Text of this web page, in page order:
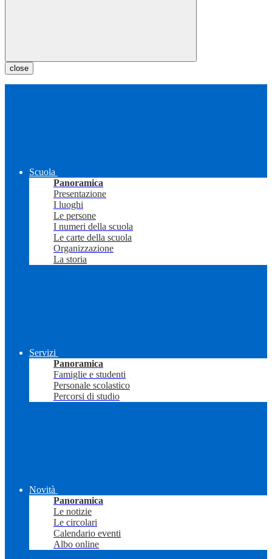
close
Scuola
Panoramica
Presentazione
I luoghi
Le persone
I numeri della scuola
Le carte della scuola
Organizzazione
La storia
Servizi
Panoramica
Famiglie e studenti
Personale scolastico
Percorsi di studio
Novità
Panoramica
Le notizie
Le circolari
Calendario eventi
Albo online